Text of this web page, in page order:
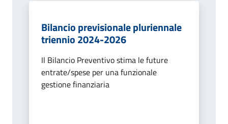
Bilancio previsionale pluriennale
triennio 2024-2026
Il Bilancio Preventivo stima le future
entrate/spese per una funzionale
gestione finanziaria